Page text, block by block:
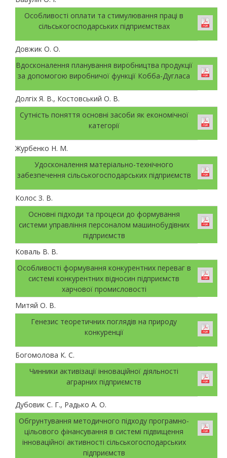
Особливості оплати та стимулювання праці в
сільськогосподарських підприємствах
Довжик О. О.
Вдосконалення планування виробництва продукції
за допомогою виробничої функції Кобба-Дугласа
Долгіх Я. В., Костовський О. В.
Сутність поняття основні засоби як економічної
категорії
Журбенко Н. М.
Удосконалення матеріально-технічного
забезпечення сільськогосподарських підприємств
Колос З. В.
Основні підходи та процеси до формування
системи управління персоналом машинобудівних
підприємств
Коваль В. В.
Особливості формування конкурентних переваг в
системі конкурентних відносин підприємств
харчової промисловості
Митяй О. В.
Генезис теоретичних поглядів на природу
конкуренції
Богомолова К. С.
Чинники активізації інноваційної діяльності
аграрних підприємств
Дубовик С. Г., Радько А. О.
Обгрунтування методичного підходу програмно-
цільового фінансування в системі підвищення
інноваційної активності сільськогосподарських
підприємств